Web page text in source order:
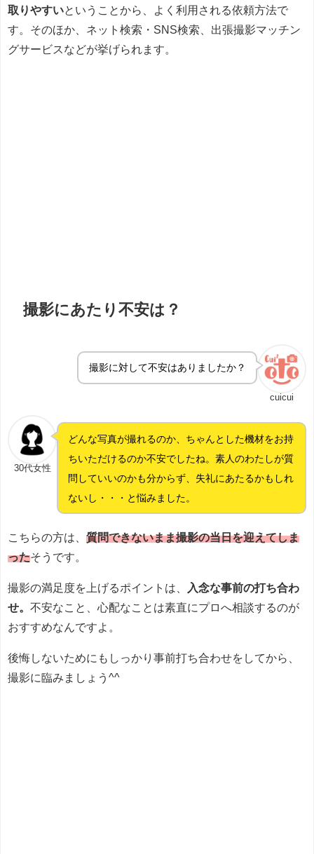
取りやすいということから、よく利用される依頼方法で
す。そのほか、ネット検索・SNS検索、出張撮影マッチン
グサービスなどが挙げられます。
撮影にあたり不安は？
cuicui
撮影に対して不安はありましたか？
30代女性
どんな写真が撮れるのか、ちゃんとした機材をお持
ちいただけるのか不安でしたね。素人のわたしが質
問していいのかも分からず、失礼にあたるかもしれ
ないし・・・と悩みました。
こちらの方は、 質問できないまま撮影の当日を迎えてしま
ったそうです。
撮影の満足度を上げるポイントは、
入念な事前の打ち合わ
せ。 不安なこと、心配なことは素直にプロへ相談するのが
おすすめなんですよ。
後悔しないためにもしっかり事前打ち合わせをしてから、
撮影に臨みましょう^^